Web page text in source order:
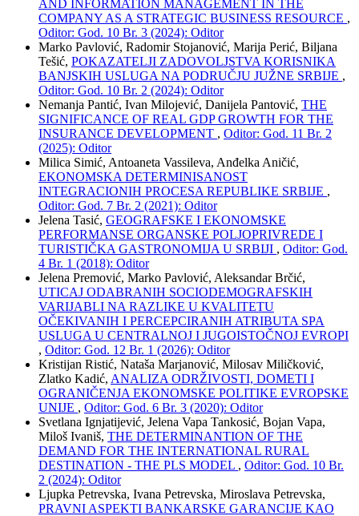
AND INFORMATION MANAGEMENT IN THE
COMPANY AS A STRATEGIC BUSINESS RESOURCE ,
Oditor: God. 10 Br. 3 (2024): Oditor
Marko Pavlović, Radomir Stojanović, Marija Perić, Biljana
Tešić, POKAZATELJI ZADOVOLJSTVA KORISNIKA
BANJSKIH USLUGA NA PODRUČJU JUŽNE SRBIJE ,
Oditor: God. 10 Br. 2 (2024): Oditor
Nemanja Pantić, Ivan Milojević, Danijela Pantović, THE
SIGNIFICANCE OF REAL GDP GROWTH FOR THE
INSURANCE DEVELOPMENT , Oditor: God. 11 Br. 2
(2025): Oditor
Milica Simić, Antoaneta Vassileva, Anđelka Aničić,
EKONOMSKA DETERMINISANOST
INTEGRACIONIH PROCESA REPUBLIKE SRBIJE ,
Oditor: God. 7 Br. 2 (2021): Oditor
Jelena Tasić, GEOGRAFSKE I EKONOMSKE
PERFORMANSE ORGANSKE POLJOPRIVREDE I
TURISTIČKA GASTRONOMIJA U SRBIJI , Oditor: God.
4 Br. 1 (2018): Oditor
Jelena Premović, Marko Pavlović, Aleksandar Brčić,
UTICAJ ODABRANIH SOCIODEMOGRAFSKIH
VARIJABLI NA RAZLIKE U KVALITETU
OČEKIVANIH I PERCEPCIRANIH ATRIBUTA SPA
USLUGA U CENTRALNOJ I JUGOISTOČNOJ EVROPI
, Oditor: God. 12 Br. 1 (2026): Oditor
Kristijan Ristić, Nataša Marjanović, Milosav Miličković,
Zlatko Kadić, ANALIZA ODRŽIVOSTI, DOMETI I
OGRANIČENJA EKONOMSKE POLITIKE EVROPSKE
UNIJE , Oditor: God. 6 Br. 3 (2020): Oditor
Svetlana Ignjatijević, Jelena Vapa Tankosić, Bojan Vapa,
Miloš Ivaniš, THE DETERMINANTION OF THE
DEMAND FOR THE INTERNATIONAL RURAL
DESTINATION - THE PLS MODEL , Oditor: God. 10 Br.
2 (2024): Oditor
Ljupka Petrevska, Ivana Petrevska, Miroslava Petrevska,
PRAVNI ASPEKTI BANKARSKE GARANCIJE KAO